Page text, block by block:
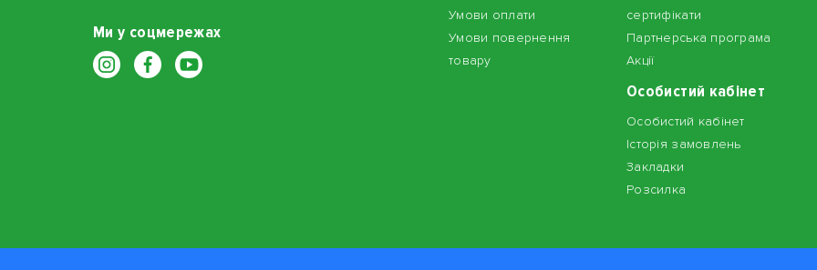
Ми у соцмережах
Умови оплати
Умови повернення
товару
сертифікати
Партнерська програма
Акції
Особистий кабінет
Особистий кабінет
Історія замовлень
Закладки
Розсилка